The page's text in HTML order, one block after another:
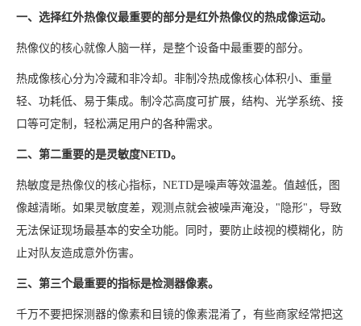
一、选择红外热像仪最重要的部分是红外热像仪的热成像运动。
热像仪的核心就像人脑一样，是整个设备中最重要的部分。
热成像核心分为冷藏和非冷却。非制冷热成像核心体积小、重量
轻、功耗低、易于集成。制冷芯高度可扩展，结构、光学系统、接
口等可定制，轻松满足用户的各种需求。
二、第二重要的是灵敏度NETD。
热敏度是热像仪的核心指标，NETD是噪声等效温差。值越低，图
像越清晰。如果灵敏度差，观测点就会被噪声淹没，"隐形"，导致
无法保证现场最基本的安全功能。同时，要防止歧视的模糊化，防
止对队友造成意外伤害。
三、第三个最重要的指标是检测器像素。
千万不要把探测器的像素和目镜的像素混淆了，有些商家经常把这